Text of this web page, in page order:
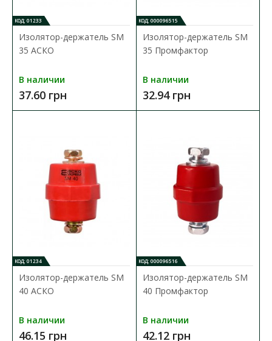
В сравнения
В закладки
КОД: 01233
Изолятор-держатель SM
35 АСКО
В наличии
37.60 грн
КОД: 000096515
Изолятор-держатель SM
35 Промфактор
В наличии
32.94 грн
КОД: 01234
Изолятор-держатель SM
40 АСКО
В наличии
46.15 грн
КОД: 000096516
Изолятор-держатель SM
40 Промфактор
В наличии
42.12 грн